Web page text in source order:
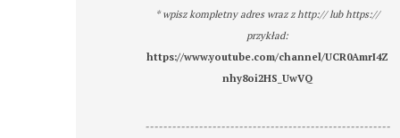
* wpisz kompletny adres wraz z http:// lub https://
przykład:
https://www.youtube.com/channel/UCR0AmrI4Z
nhy8oi2HS_UwVQ
-------------------------------------------------------